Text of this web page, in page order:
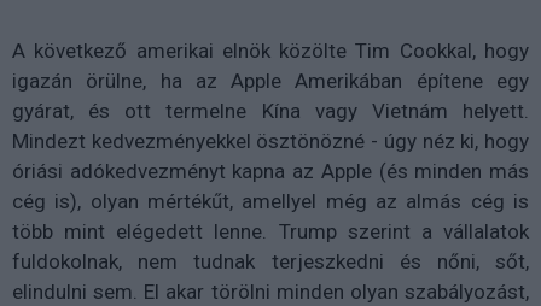
A következő amerikai elnök közölte Tim Cookkal, hogy
igazán örülne, ha az Apple Amerikában építene egy
gyárat, és ott termelne Kína vagy Vietnám helyett.
Mindezt kedvezményekkel ösztönözné - úgy néz ki, hogy
óriási adókedvezményt kapna az Apple (és minden más
cég is), olyan mértékűt, amellyel még az almás cég is
több mint elégedett lenne. Trump szerint a vállalatok
fuldokolnak, nem tudnak terjeszkedni és nőni, sőt,
elindulni sem. El akar törölni minden olyan szabályozást,